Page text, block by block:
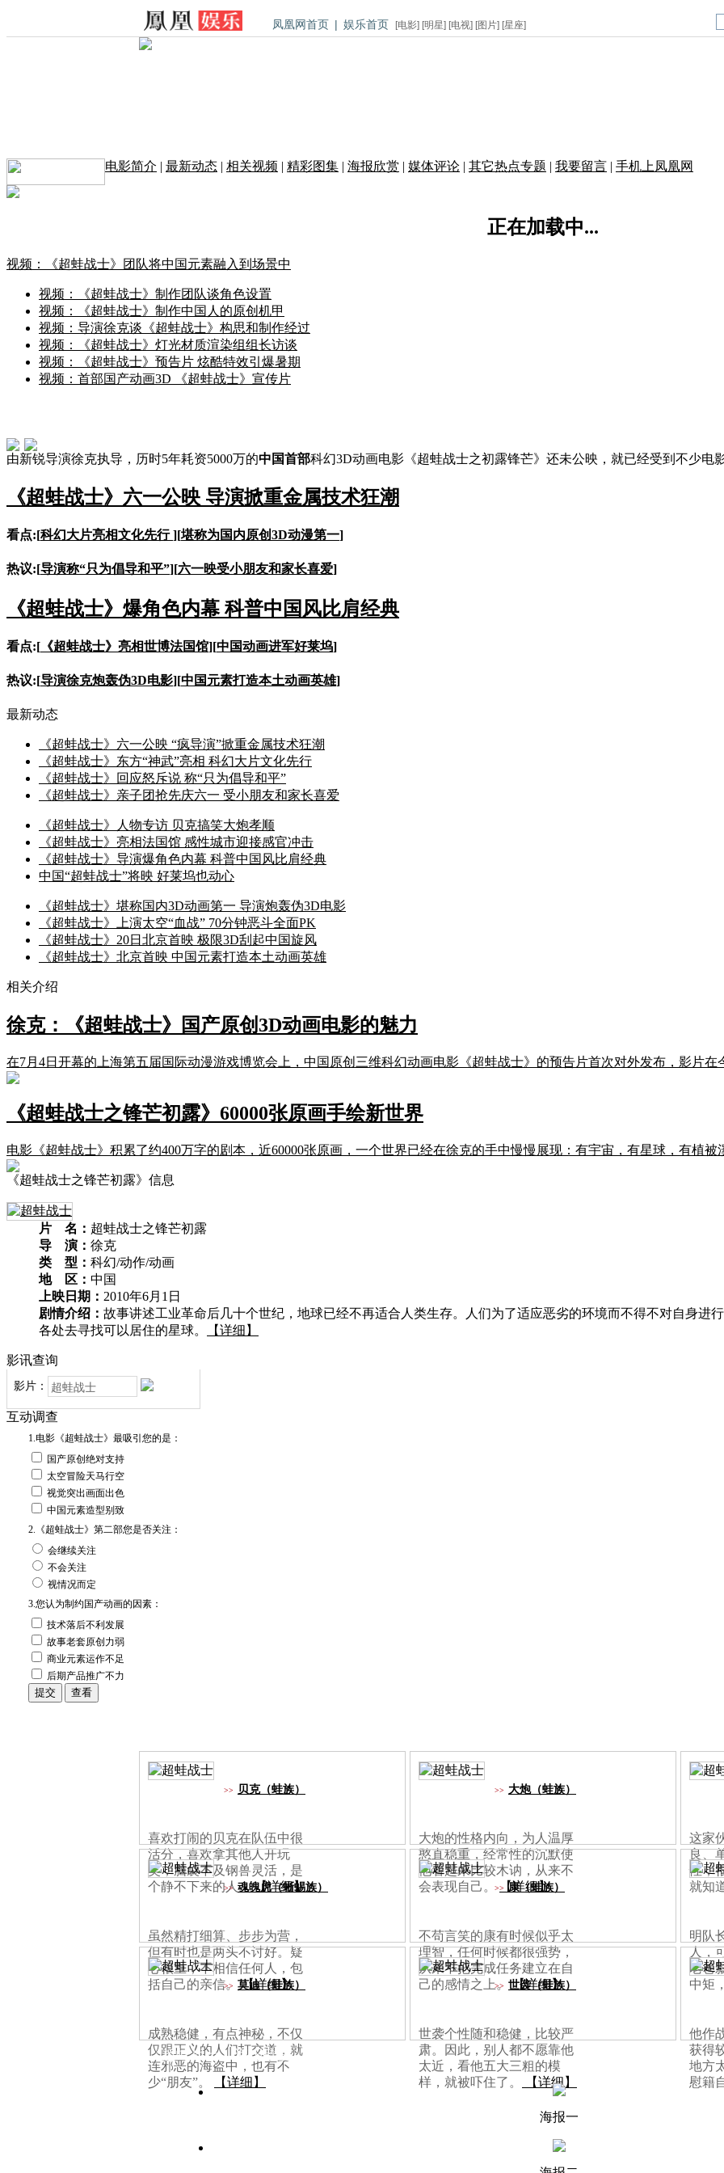
凤凰网首页 | 娱乐首页 [电影] [明星] [电视] [图片] [星座]
电影简介 | 最新动态 | 相关视频 | 精彩图集 | 海报欣赏 | 媒体评论 | 其它热点专题 | 我要留言 | 手机上凤凰网
正在加载中...
视频：《超蛙战士》团队将中国元素融入到场景中
视频：《超蛙战士》制作团队谈角色设置
视频：《超蛙战士》制作中国人的原创机甲
视频：导演徐克谈《超蛙战士》构思和制作经过
视频：《超蛙战士》灯光材质渲染组组长访谈
视频：《超蛙战士》预告片 炫酷特效引爆暑期
视频：首部国产动画3D 《超蛙战士》宣传片
由新锐导演徐克执导，历时5年耗资5000万的中国首部科幻3D动画电影《超蛙战士之初露锋芒》还未公映，就已经受到不少电
《超蛙战士》六一公映 导演掀重金属技术狂潮
看点:[科幻大片亮相文化先行][堪称为国内原创3D动漫第一]
热议:[导演称“只为倡导和平”][六一映受小朋友和家长喜爱]
《超蛙战士》爆角色内幕 科普中国风比肩经典
看点:[ 《超蛙战士》亮相世博法国馆][中国动画进军好莱坞]
热议:[导演徐克炮轰伪3D电影][中国元素打造本土动画英雄]
最新动态
《超蛙战士》六一公映 “疯导演”掀重金属技术狂潮
《超蛙战士》东方“神武”亮相 科幻大片文化先行
《超蛙战士》回应怒斥说 称“只为倡导和平”
《超蛙战士》亲子团抢先庆六一 受小朋友和家长喜爱
《超蛙战士》人物专访 贝克搞笑大炮孝顺
《超蛙战士》亮相法国馆 感性城市迎接感官冲击
《超蛙战士》导演爆角色内幕 科普中国风比肩经典
中国“超蛙战士”将映 好莱坞也动心
《超蛙战士》堪称国内3D动画第一 导演炮轰伪3D电影
《超蛙战士》上演太空“血战” 70分钟恶斗全面PK
《超蛙战士》20日北京首映 极限3D刮起中国旋风
《超蛙战士》北京首映 中国元素打造本土动画英雄
相关介绍
徐克：《超蛙战士》国产原创3D动画电影的魅力
在7月4日开幕的上海第五届国际动漫游戏博览会上，中国原创三维科幻动画电影《超蛙战士》的预告片首次对外发布，影片
《超蛙战士之锋芒初露》60000张原画手绘新世界
电影《超蛙战士》积累了约400万字的剧本，近60000张原画，一个世界已经在徐克的手中慢慢展现：有宇宙，有星球，有植
《超蛙战士之锋芒初露》信息
片 名： 超蛙战士之锋芒初露
导 演： 徐克
类 型： 科幻/动作/动画
地 区： 中国
上映日期： 2010年6月1日
剧情介绍： 故事讲述工业革命后几十个世纪，地球已经不再适合人类生存。人们为了适应恶劣的环境而不得不对自身进
各处去寻找可以居住的星球。
【详细】
影讯查询
影片：
互动调查
1.电影《超蛙战士》最吸引您的是：
国产原创绝对支持
太空冒险天马行空
视觉突出画面出色
中国元素造型别致
2.《超蛙战士》第二部您是否关注：
会继续关注
不会关注
视情况而定
3.您认为制约国产动画的因素：
技术落后不利发展
故事老套原创力弱
商业元素运作不足
后期产品推广不力
>> 贝克（蛙族）
喜欢打闹的贝克在队伍中很
活分，喜欢拿其他人开玩
笑，脑袋不及钢兽灵活，是
个静不下来的人。【详细】
>> 大炮（蛙族）
大炮的性格内向，为人温厚
憨直稳重，经常性的沉默使
他看起来比较木讷，从来不
会表现自己。【详细】
这家
良、
性，
就知
>> 魂魄虎（蜥蜴族）
虽然精打细算、步步为营，
但有时也是两头不讨好。疑
心很重，不相信任何人，包
括自己的亲信。【详细】
>> 康（蛙族）
不苟言笑的康有时候似乎太
理智，任何时候都很强势，
从来不把完成任务建立在自
己的感情之上。【详细】
明队
人，
老爸
中矩
>> 莫迪（蛙族）
成熟稳健，有点神秘，不仅
仅跟正义的人们打交道，就
连邪恶的海盗中，也有不
少“朋友”。
【详细】
>> 世袭（蛙族）
世袭个性随和稳健，比较严
肃。因此，别人都不愿靠他
太近，看他五大三粗的模
样，就被吓住了。
【详细】
他作
获得
地方
慰籍
《超蛙战士》海报欣赏
海报一